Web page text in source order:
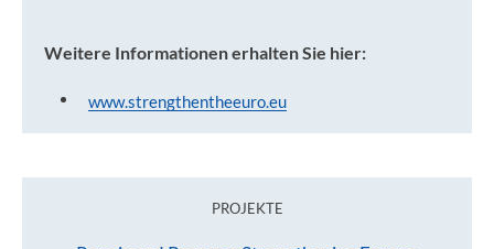
Weitere Informationen erhalten Sie hier:
www.strengthentheeuro.eu
PROJEKTE